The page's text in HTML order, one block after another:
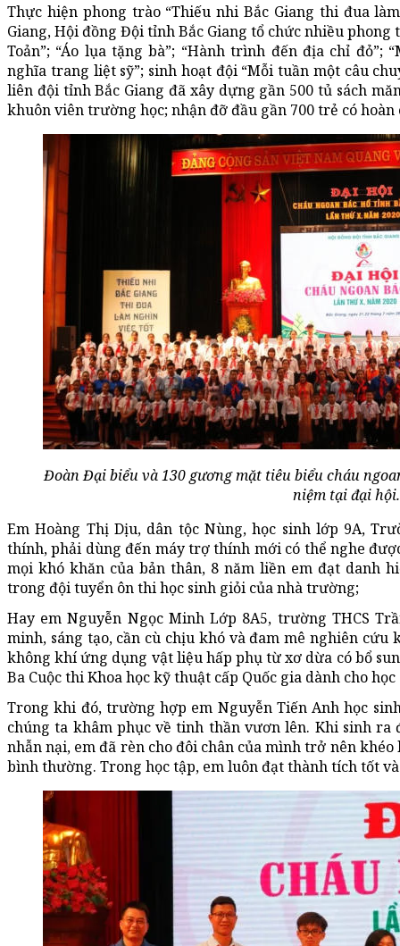
Thực hiện phong trào “Thiếu nhi Bắc Giang thi đua
Giang, Hội đồng Đội tỉnh Bắc Giang tổ chức nhiều
Toản”; “Áo lụa tặng bà”; “Hành trình đến địa chỉ đỏ”;
nghĩa trang liệt sỹ”; sinh hoạt đội “Mỗi tuần một câu
liên đội tỉnh Bắc Giang đã xây dựng gần 500 tủ sách
khuôn viên trường học; nhận đỡ đầu gần 700 trẻ có
Đoàn Đại biểu và 130 gương mặt tiêu biểu cháu
niệm tại đại hội.
Em Hoàng Thị Dịu, dân tộc Nùng, học sinh lớp 9A,
thính, phải dùng đến máy trợ thính mới có thể nghe
mọi khó khăn của bản thân, 8 năm liền em đạt danh
trong đội tuyển ôn thi học sinh giỏi của nhà trường;
Hay em Nguyễn Ngọc Minh Lớp 8A5, trường THCS
minh, sáng tạo, cần cù chịu khó và đam mê nghiên cứu
không khí ứng dụng vật liệu hấp phụ từ xơ dừa có bổ
Ba Cuộc thi Khoa học kỹ thuật cấp Quốc gia dành cho
Trong khi đó, trường hợp em Nguyễn Tiến Anh học
chúng ta khâm phục về tinh thần vươn lên. Khi sinh
nhẫn nại, em đã rèn cho đôi chân của mình trở nên
bình thường. Trong học tập, em luôn đạt thành tích tốt